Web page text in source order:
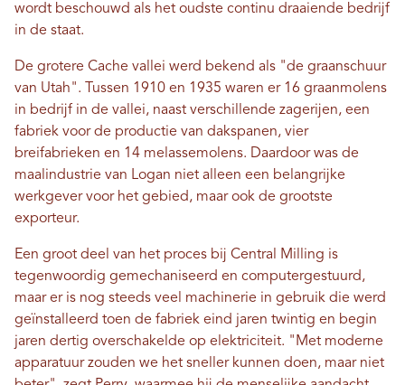
wordt beschouwd als het oudste continu draaiende bedrijf
in de staat.
De grotere Cache vallei werd bekend als "de graanschuur
van Utah". Tussen 1910 en 1935 waren er 16 graanmolens
in bedrijf in de vallei, naast verschillende zagerijen, een
fabriek voor de productie van dakspanen, vier
breifabrieken en 14 melassemolens. Daardoor was de
maalindustrie van Logan niet alleen een belangrijke
werkgever voor het gebied, maar ook de grootste
exporteur.
Een groot deel van het proces bij Central Milling is
tegenwoordig gemechaniseerd en computergestuurd,
maar er is nog steeds veel machinerie in gebruik die werd
geïnstalleerd toen de fabriek eind jaren twintig en begin
jaren dertig overschakelde op elektriciteit. "Met moderne
apparatuur zouden we het sneller kunnen doen, maar niet